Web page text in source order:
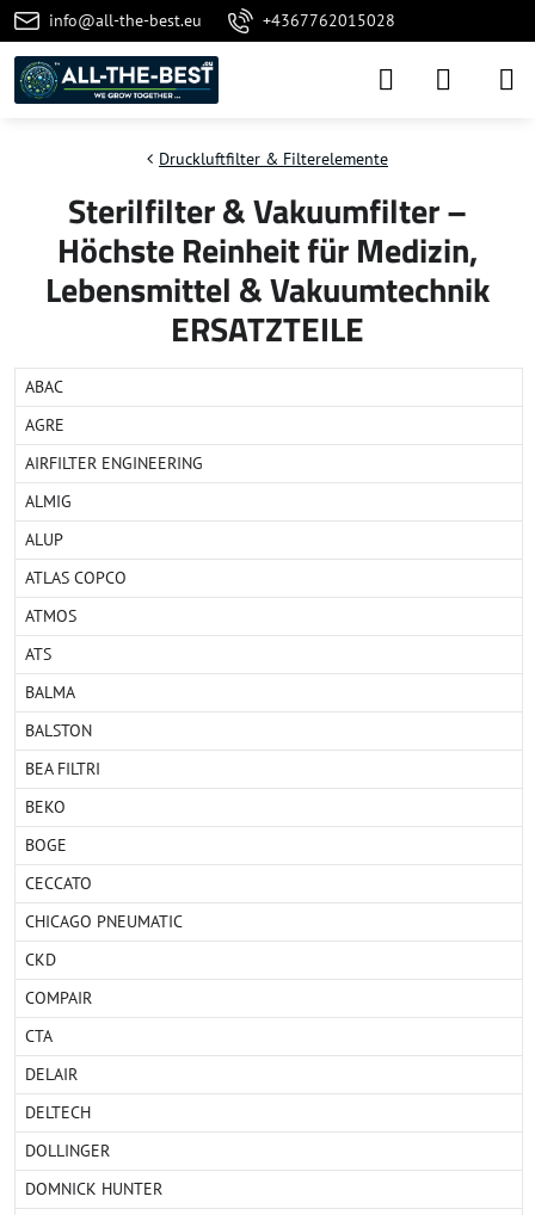
info@all-the-best.eu +4367762015028
Druckluftfilter & Filterelemente
Sterilfilter & Vakuumfilter –
Höchste Reinheit für Medizin,
Lebensmittel & Vakuumtechnik
ERSATZTEILE
ABAC
AGRE
AIRFILTER ENGINEERING
ALMIG
ALUP
ATLAS COPCO
ATMOS
ATS
BALMA
BALSTON
BEA FILTRI
BEKO
BOGE
CECCATO
CHICAGO PNEUMATIC
CKD
COMPAIR
CTA
DELAIR
DELTECH
DOLLINGER
DOMNICK HUNTER